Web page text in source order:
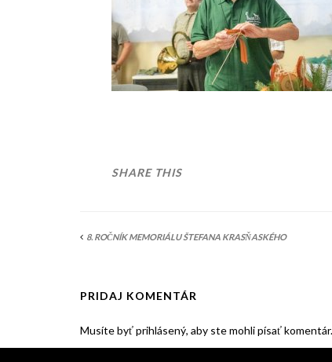
SHARE THIS
8. ROČNÍK MEMORIÁLU ŠTEFANA KRASŇASKÉHO
PRIDAJ KOMENTÁR
Musíte byť prihlásený, aby ste mohli písať komentár.